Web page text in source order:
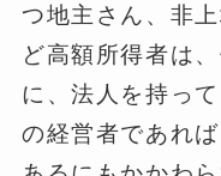
つ地主さん、非
ど高額所得者は
に、法人を持っ
の経営者であれ